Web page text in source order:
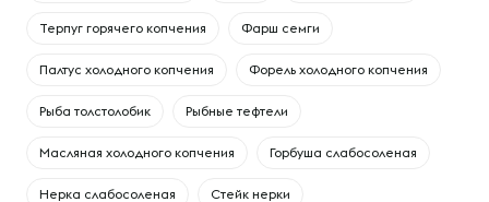
Терпуг горячего копчения Фарш семги
Палтус холодного копчения Форель холодного копчения
Рыба толстолобик Рыбные тефтели
Масляная холодного копчения Горбуша слабосоленая
Нерка слабосоленая Стейк нерки